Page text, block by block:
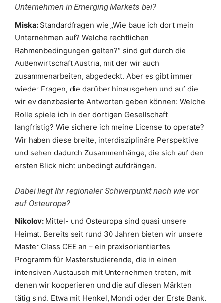
Unternehmen in Emerging Markets bei?
Miska: Standardfragen wie „Wie baue ich dort mein
Unternehmen auf? Welche rechtlichen
Rahmenbedingungen gelten?“ sind gut durch die
Außenwirtschaft Austria, mit der wir auch
zusammenarbeiten, abgedeckt. Aber es gibt immer
wieder Fragen, die darüber hinausgehen und auf die
wir evidenzbasierte Antworten geben können: Welche
Rolle spiele ich in der dortigen Gesellschaft
langfristig? Wie sichere ich meine License to operate?
Wir haben diese breite, interdisziplinäre Perspektive
und sehen dadurch Zusammenhänge, die sich auf den
ersten Blick nicht unbedingt aufdrängen.
Dabei liegt Ihr regionaler Schwerpunkt nach wie vor
auf Osteuropa?
Nikolov: Mittel- und Osteuropa sind quasi unsere
Heimat. Bereits seit rund 30 Jahren bieten wir unsere
Master Class CEE an – ein praxisorientiertes
Programm für Masterstudierende, die in einen
intensiven Austausch mit Unternehmen treten, mit
denen wir kooperieren und die auf diesen Märkten
tätig sind. Etwa mit Henkel, Mondi oder der Erste Bank.